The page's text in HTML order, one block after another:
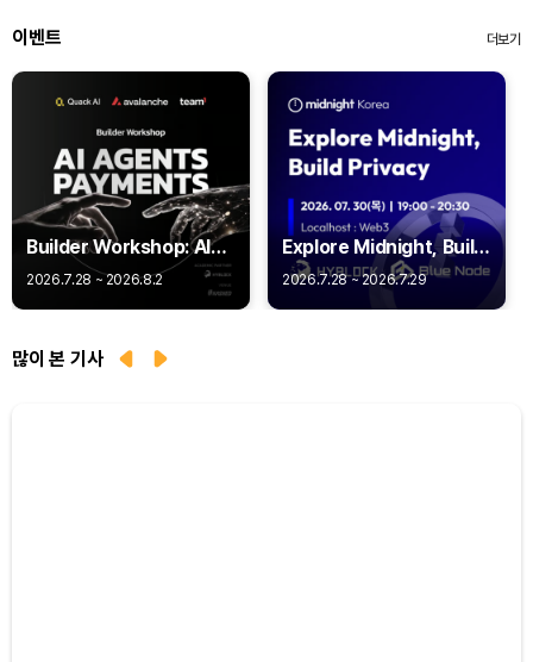
이벤트 더보기
Builder Workshop: AI
Agent Payments -
2026.7.28 ~ 2026.8.2
Explore Midnight, Build
Privacy
2026.7.28 ~ 2026.7.29
많이 본 기사